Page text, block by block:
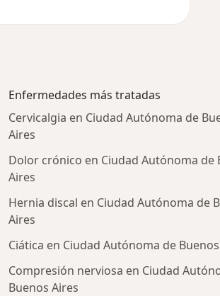
Enfermedades más tratadas
Cervicalgia en Ciudad Autónoma de
Aires
Dolor crónico en Ciudad Autónoma de
Aires
Hernia discal en Ciudad Autónoma de
Aires
Ciática en Ciudad Autónoma de
Compresión nerviosa en Ciudad
Buenos Aires